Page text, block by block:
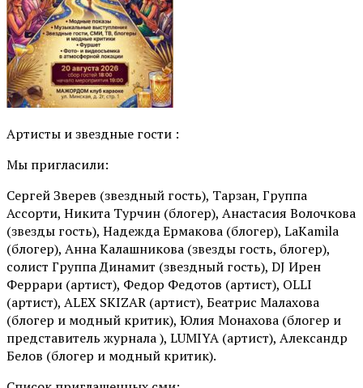
Артисты и звездные гости :
Мы пригласили:
Сергей Зверев (звездный гость), Тарзан, Группа
Ассорти, Никита Турчин (блогер), Анастасия Волочкова
(звезды гость), Надежда Ермакова (блогер), LaKamila
(блогер), Анна Калашникова (звезды гость, блогер),
солист Группа Динамит (звездный гость), DJ Ирен
Феррари (артист), Федор Федотов (артист), OLLI
(артист), ALEX SKIZAR (артист), Беатрис Малахова
(блогер и модный критик), Юлия Монахова (блогер и
представитель журнала ), LUMIYA (артист), Александр
Белов (блогер и модный критик).